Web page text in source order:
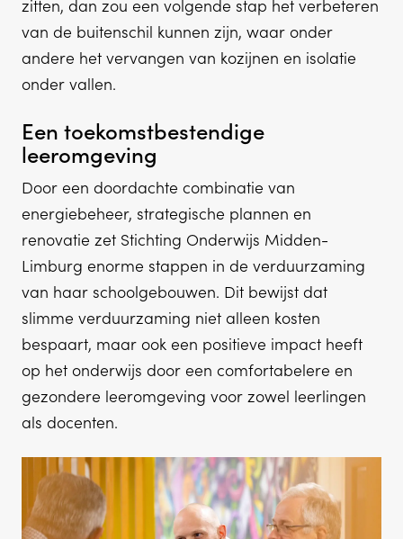
zitten, dan zou een volgende stap het verbeteren
van de buitenschil kunnen zijn, waar onder
andere het vervangen van kozijnen en isolatie
onder vallen.
Een toekomstbestendige
leeromgeving
Door een doordachte combinatie van
energiebeheer, strategische plannen en
renovatie zet Stichting Onderwijs Midden-
Limburg enorme stappen in de verduurzaming
van haar schoolgebouwen. Dit bewijst dat
slimme verduurzaming niet alleen kosten
bespaart, maar ook een positieve impact heeft
op het onderwijs door een comfortabelere en
gezondere leeromgeving voor zowel leerlingen
als docenten.